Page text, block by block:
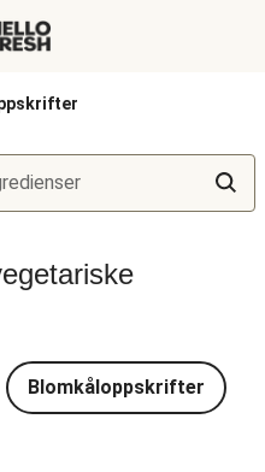
Blomkåloppskrifter